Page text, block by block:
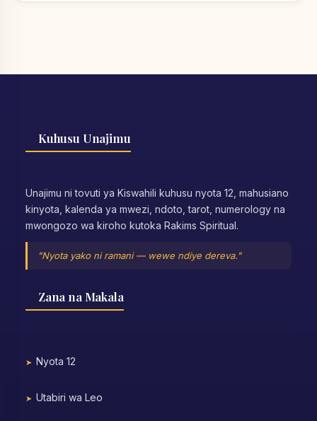
Kuhusu Unajimu
Unajimu ni tovuti ya Kiswahili kuhusu nyota 12, mahusiano
kinyota, kalenda ya mwezi, ndoto, tarot, numerology na
mwongozo wa kiroho kutoka Rakims Spiritual.
"Nyota yako ni ramani — wewe ndiye dereva."
Zana na Makala
Nyota 12
Utabiri wa Leo